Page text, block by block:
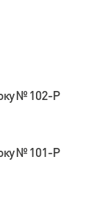
№ 102-Р
№ 101-Р